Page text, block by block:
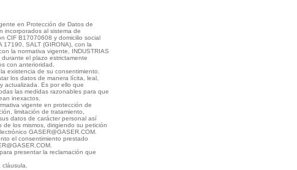
en Protección de Datos de
incorporados al sistema de
CIF B17070608 y domicilio social
17190, SALT (GIRONA), con la
la normativa vigente, INDUSTRIAS
el plazo estrictamente
con anterioridad.
existencia de su consentimiento.
los datos de manera lícita, leal,
actualizada. Es por ello que
las medidas razonables para que
inexactos.
vigente en protección de
limitación de tratamiento,
datos de carácter personal así
los mismos, dirigiendo su petición
GASER@GASER.COM.
el consentimiento prestado
presentar la reclamación que